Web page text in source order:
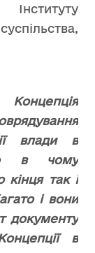
влади в
в чому
кінця так і
і вони
документу
в